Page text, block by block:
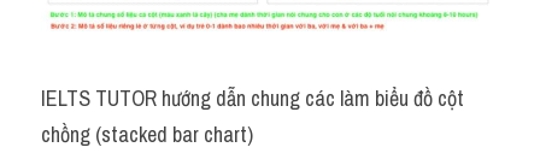
Đề thi IELTS thật
IELTS Advice
IELTS TUTOR hướng dẫn chung các làm biểu đồ cột
chồng (stacked bar chart)